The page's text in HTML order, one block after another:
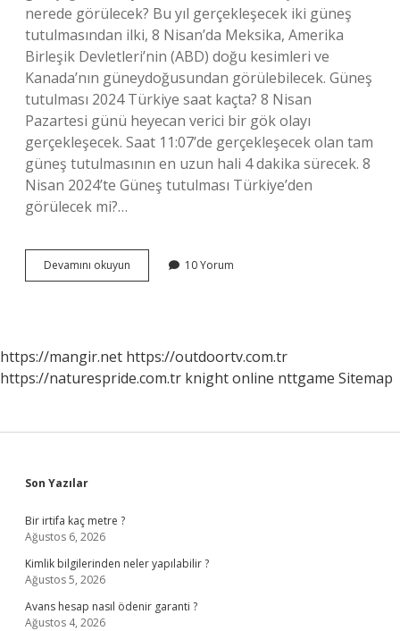
nerede görülecek? Bu yıl gerçekleşecek iki güneş
tutulmasından ilki, 8 Nisan’da Meksika, Amerika
Birleşik Devletleri’nin (ABD) doğu kesimleri ve
Kanada’nın güneydoğusundan görülebilecek. Güneş
tutulması 2024 Türkiye saat kaçta? 8 Nisan
Pazartesi günü heyecan verici bir gök olayı
gerçekleşecek. Saat 11:07’de gerçekleşecek olan tam
güneş tutulmasının en uzun hali 4 dakika sürecek. 8
Nisan 2024’te Güneş tutulması Türkiye’den
görülecek mi?…
Devamını okuyun
Nisan
Kaçta
10 Yorum
https://mangir.net https://outdoortv.com.tr
https://naturespride.com.tr knight online nttgame Sitemap
Sidebar
Son Yazılar
Bir irtifa kaç metre ?
Ağustos 6, 2026
Kimlik bilgilerinden neler yapılabilir ?
Ağustos 5, 2026
Avans hesap nasıl ödenir garanti ?
Ağustos 4, 2026